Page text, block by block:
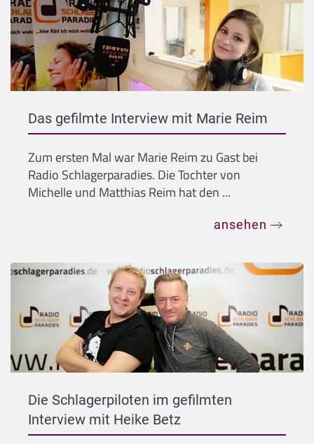
Das gefilmte Interview mit Marie Reim
Zum ersten Mal war Marie Reim zu Gast bei
Radio Schlagerparadies. Die Tochter von
Michelle und Matthias Reim hat den ...
ansehen
Die Schlagerpiloten im gefilmten
Interview mit Heike Betz